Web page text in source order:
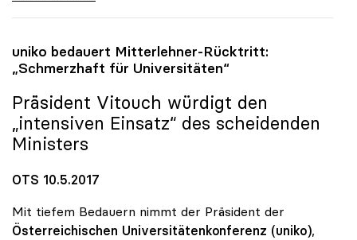
uniko bedauert Mitterlehner-Rücktritt:
„Schmerzhaft für Universitäten“
Präsident Vitouch würdigt den
„intensiven Einsatz“ des scheidenden
Ministers
OTS 10.5.2017
Mit tiefem Bedauern nimmt der Präsident der
Österreichischen Universitätenkonferenz (uniko),